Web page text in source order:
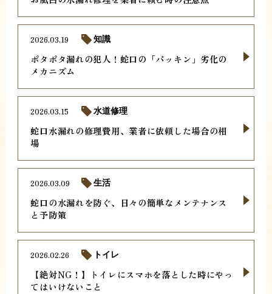
ポタポタ漏れの犯人！蛇口の「パッキン」劣化の
メカニズム
2026.03.19 知識
蛇口水漏れの修理費用、業者に依頼した場合の相
場
2026.03.15 水道修理
蛇口の水漏れを防ぐ、日々の簡単なメンテナンス
と予防策
2026.03.09 生活
【絶対NG！】トイレにスマホを落とした時にやっ
てはいけないこと
2026.02.26 トイレ